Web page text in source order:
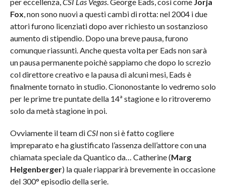
Fox, non sono nuovi a questi cambi di rotta: nel 2004 i due
attori furono licenziati dopo aver richiesto un sostanzioso
aumento di stipendio. Dopo una breve pausa, furono
comunque riassunti. Anche questa volta per Eads non sarà
un pausa permanente poichè sappiamo che dopo lo screzio
col direttore creativo e la pausa di alcuni mesi, Eads è
finalmente tornato in studio. Ciononostante lo vedremo solo
per le prime tre puntate della 14ª stagione e lo ritroveremo
solo da metà stagione in poi.
Ovviamente il team diCSI non si è fatto cogliere
impreparato e ha giustificato l’assenza dell’attore con una
chiamata speciale da Quantico da… Catherine (Marg
Helgenberger) la quale riapparirà brevemente in occasione
del 300° episodio della serie.